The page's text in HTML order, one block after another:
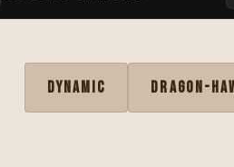
DYNAMIC DRAGON-